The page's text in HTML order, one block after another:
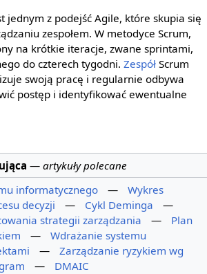
jednym z podejść Agile, które skupia się
zespołem. W metodyce Scrum,
na krótkie iteracje, zwane sprintami,
do czterech tygodni. ZespółScrum
swoją pracę i regularnie odbywa
postęp i identyfikować ewentualne
—artykuły polecane
informatycznego
—
Wykres
decyzji
— Cykl Deminga
—
strategii zarządzania
—
Plan
—
Wdrażanie systemu
—
Zarządzanie ryzykiem wg
— DMAIC